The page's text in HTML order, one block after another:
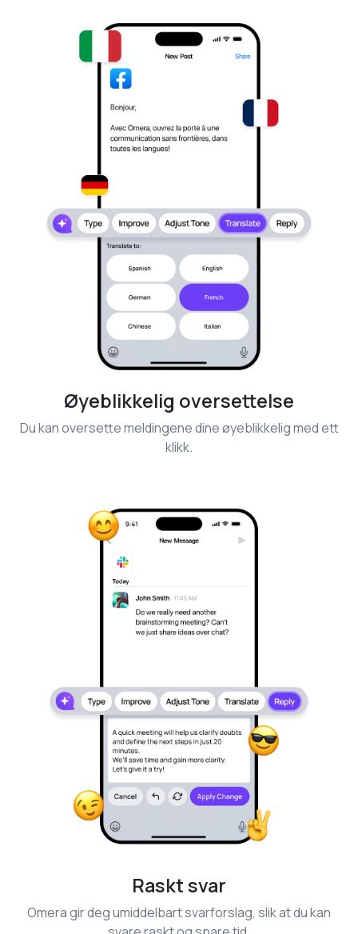
Øyeblikkelig oversettelse
Du kan oversette meldingene dine øyeblikkelig med ett
klikk.
Raskt svar
Omera gir deg umiddelbart svarforslag, slik at du kan